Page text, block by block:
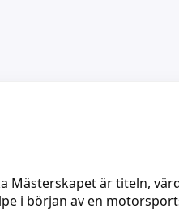
Mästerskapet är titeln,
i början av en